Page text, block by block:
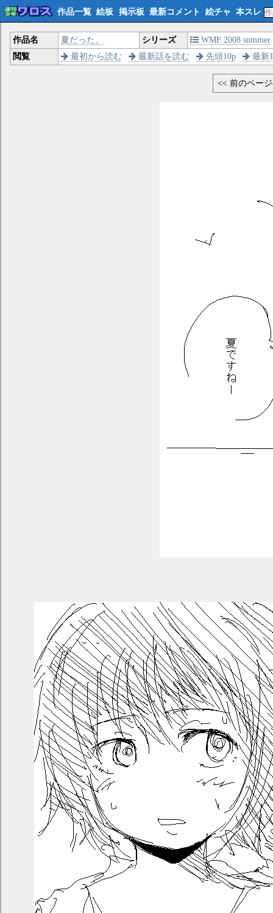
作品一覧 絵板 掲示板 最新コメント 絵チャ 本スレ
作品名 夏だった。 シリーズ
WMF 2008 summer
閲覧
最初から読む 最新話を読む 先頭10p 最新
<< 前のペー